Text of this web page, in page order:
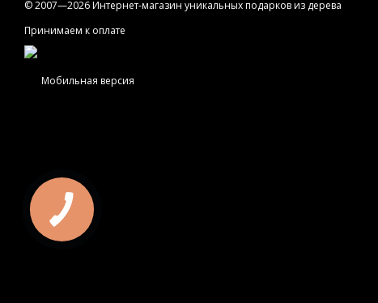
© 2007—2026 Интернет-магазин уникальных подарков из дерева
Принимаем к оплате
Мобильная версия